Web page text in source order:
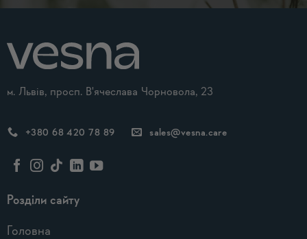
м. Львів, просп. В'ячеслава Чорновола, 23
+380 68 420 78 89 sales@vesna.care
Розділи сайту
Головна